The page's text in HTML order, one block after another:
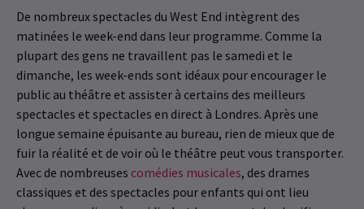
De nombreux spectacles du West End intègrent des
matinées le week-end dans leur programme. Comme la
plupart des gens ne travaillent pas le samedi et le
dimanche, les week-ends sont idéaux pour encourager le
public au théâtre et assister à certains des meilleurs
spectacles et spectacles en direct à Londres. Après une
longue semaine épuisante au bureau, rien de mieux que de
fuir la réalité et de voir où le théâtre peut vous transporter.
Avec de nombreuses comédies musicales, des drames
classiques et des spectacles pour enfants qui ont lieu